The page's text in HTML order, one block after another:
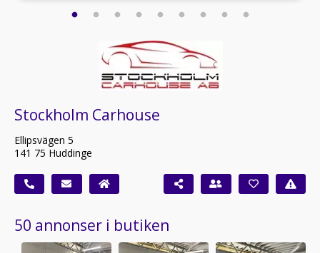
Stockholm Carhouse
Ellipsvägen 5
141 75 Huddinge
50 annonser i butiken